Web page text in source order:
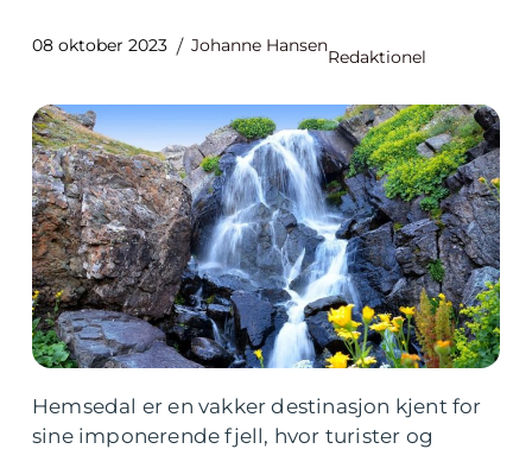
08 oktober 2023 Johanne Hansen
Redaktionel
Hemsedal er en vakker destinasjon kjent for
sine imponerende fjell, hvor turister og